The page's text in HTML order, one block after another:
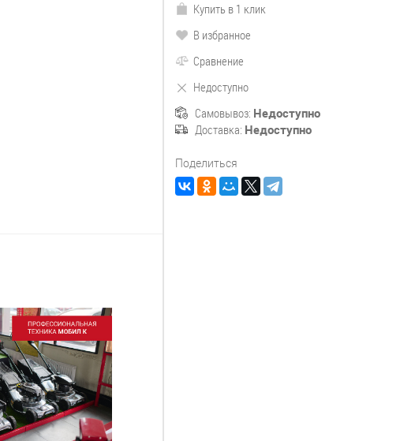
Купить в 1 клик
В избранное
Сравнение
Недоступно
Самовывоз: Недоступно
Доставка: Недоступно
Поделиться